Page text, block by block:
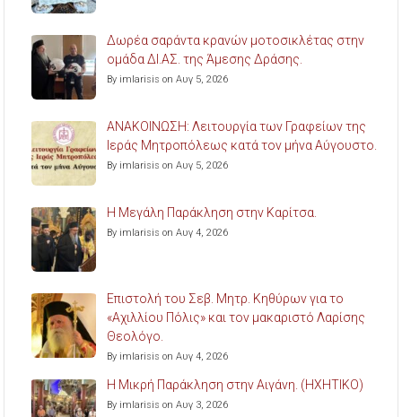
Δωρέα σαράντα κρανών μοτοσικλέτας στην
ομάδα ΔΙ.ΑΣ. της Άμεσης Δράσης.
By imlarisis on Αυγ 5, 2026
ΑΝΑΚΟΙΝΩΣΗ: Λειτουργία των Γραφείων της
Ιεράς Μητροπόλεως κατά τον μήνα Αύγουστο.
By imlarisis on Αυγ 5, 2026
Η Μεγάλη Παράκληση στην Καρίτσα.
By imlarisis on Αυγ 4, 2026
Επιστολή του Σεβ. Μητρ. Κηθύρων για το
«Αχιλλίου Πόλις» και τον μακαριστό Λαρίσης
Θεολόγο.
By imlarisis on Αυγ 4, 2026
Η Μικρή Παράκληση στην Αιγάνη. (ΗΧΗΤΙΚΟ)
By imlarisis on Αυγ 3, 2026